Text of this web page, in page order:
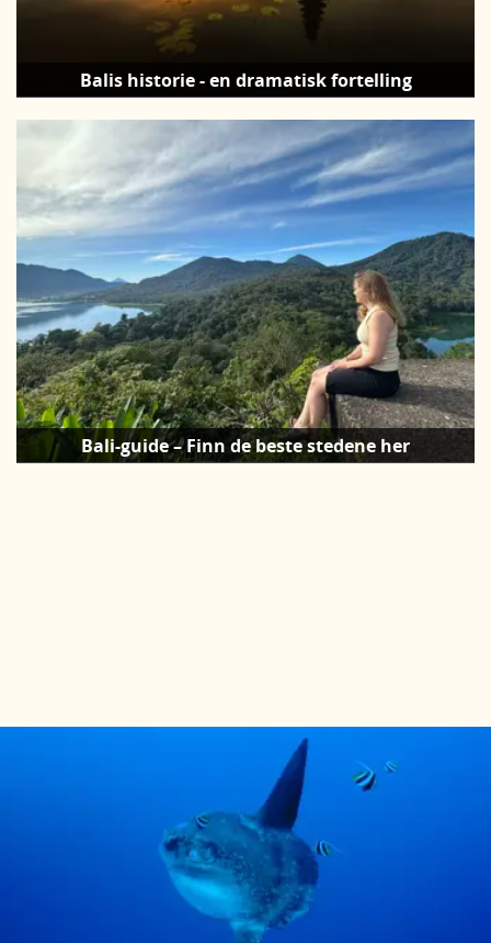
Balis historie - en dramatisk fortelling
Bali-guide – Finn de beste stedene her